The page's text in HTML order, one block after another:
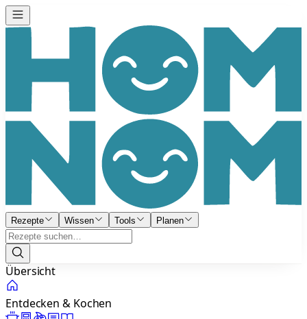
Rezepte Wissen Tools Planen
Übersicht
Entdecken & Kochen